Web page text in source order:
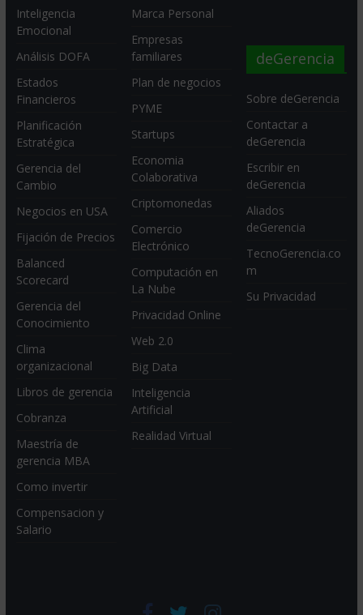
Inteligencia
Emocional
Análisis DOFA
Estados
Financieros
Planificación
Estratégica
Gerencia del
Cambio
Negocios en USA
Fijación de Precios
Balanced
Scorecard
Gerencia del
Conocimiento
Clima
organizacional
Libros de gerencia
Cobranza
Maestría de
gerencia MBA
Como invertir
Compensacion y
Salario
Marca Personal
Empresas
familiares
Plan de negocios
PYME
Startups
Economia
Colaborativa
Criptomonedas
Comercio
Electrónico
Computación en
La Nube
Privacidad Online
Web 2.0
Big Data
Inteligencia
Artificial
Realidad Virtual
deGerencia
Sobre deGerencia
Contactar a
deGerencia
Escribir en
deGerencia
Aliados
deGerencia
TecnoGerencia.co
m
Su Privacidad